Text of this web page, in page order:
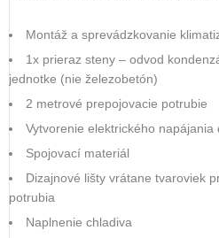
Montáž a sprevádzkovanie
1x prieraz steny – odvod
jednotke (nie železobetón)
2 metrové prepojovacie potrubie
Vytvorenie elektrického
Spojovací materiál
Dizajnové lišty vrátane tvaroviek
potrubia
Naplnenie chladiva